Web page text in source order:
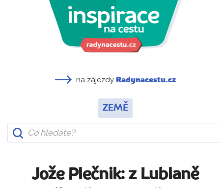
na zájezdy Radynacestu.cz
ZEMĚ
Jože Plečnik: z Lublaně